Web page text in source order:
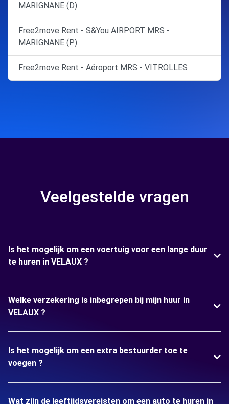
MARIGNANE (D)
Free2move Rent - S&You AIRPORT MRS -
MARIGNANE (P)
Free2move Rent - Aéroport MRS - VITROLLES
Veelgestelde vragen
Is het mogelijk om een voertuig voor een lange duur
te huren in VELAUX ?
Welke verzekering is inbegrepen bij mijn huur in
VELAUX ?
Is het mogelijk om een extra bestuurder toe te
voegen ?
Wat zijn de leeftijdsvereisten om een auto te huren in